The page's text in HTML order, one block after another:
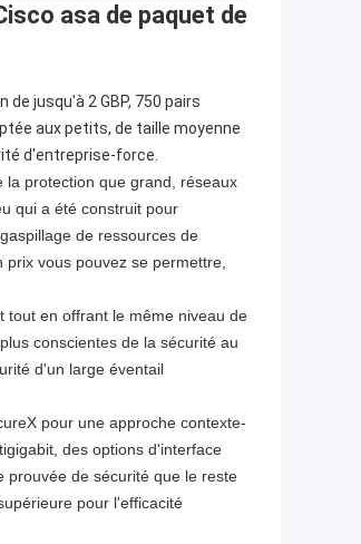
asa de paquet de
jusqu'à 2 GBP, 750 pairs
aux petits, de taille moyenne
d'entreprise-force.
la protection que grand, réseaux
qui a été construit pour
de ressources de
vous pouvez se permettre,
tout en offrant le même niveau de
conscientes de la sécurité au
d'un large éventail
pour une approche contexte-
des options d'interface
prouvée de sécurité que le reste
pour l'efficacité